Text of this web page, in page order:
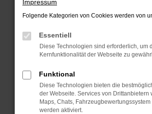
Suchmaschine?
Prüfe deine
können das Laden bestimmter
verhindern. Funktioniert die Seite in
Fenster?
Starte dein Gerät neu.
Das kann manchmal helfen,
Probleme zu beheben.
Impressum
Folgende Kategorien von Cookies werden von
Essentiell
Diese Technologien sind erforderlich, um
Kernfunktionalität der Webseite zu
Funktional
Diese Technologien bieten die
der Webseite. Services von Drittanbietern
Maps, Chats,
werden aktiviert.